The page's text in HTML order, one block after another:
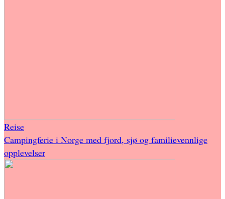
Reise
Campingferie i Norge med fjord, sjø og familievennlige
opplevelser